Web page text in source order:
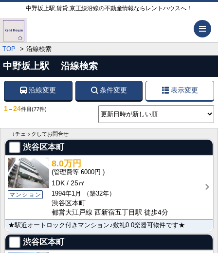
中野坂上駅,賃貸,京王線沿線の不動産情報ならレントハウスへ！
TOP 沿線検索
中野坂上駅 沿線検索
沿線変更 条件変更 表示変更
1～24件目 (77件)
↓チェックしてお問合せ
渋谷区本町
マンション
8.0万円
6000円
1DK
25㎡
1994年1月
（築32年）
渋谷区本町
都営大江戸線 西新宿五丁目駅 徒歩4分
★駅近オートロック付きマンション♪敷礼0.0楽器可物件です★
渋谷区本町